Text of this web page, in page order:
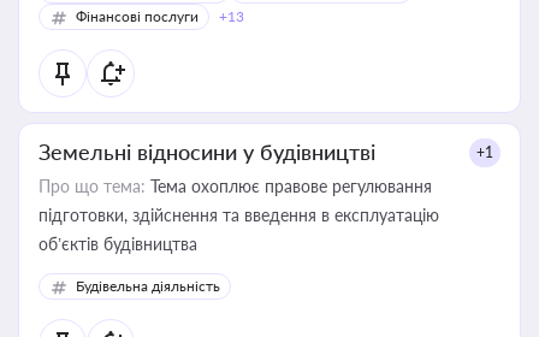
Фінансові послуги
+13
Земельні відносини у будівництві +1
Про що тема: Тема охоплює правове регулювання
підготовки, здійснення та введення в експлуатацію
об’єктів будівництва
Будівельна діяльність